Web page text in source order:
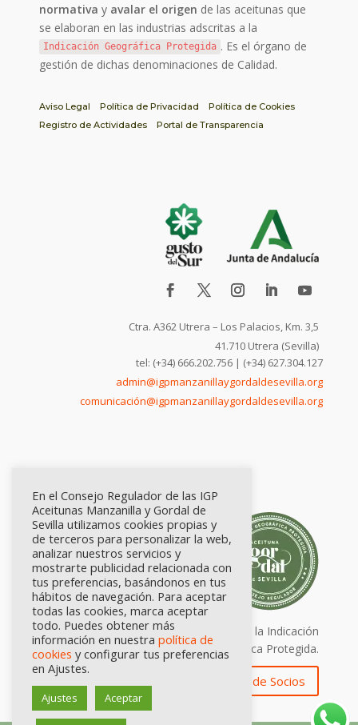
normativa y avalar el origen de las aceitunas que
se elaboran en las industrias adscritas a la
Indicación Geográfica Protegida . Es el órgano de
gestión de dichas denominaciones de Calidad.
Aviso Legal Política de Privacidad
Política de Cookies
Registro de Actividades
Portal de Transparencia
Ctra. A362 Utrera – Los Palacios, Km. 3,5
41.710 Utrera (Sevilla)
tel: (+34) 666.202.756 | (+34) 627.304.127
admin@igpmanzanillaygordaldesevilla.org
comunicación@igpmanzanillaygordaldesevilla.org
Calidad certificada por Origen. Sellos de la Indicación
Geográfica Protegida.
Zona de Socios
En el Consejo Regulador de las IGP
Aceitunas Manzanilla y Gordal de
Sevilla utilizamos cookies propias y
de terceros para personalizar la web,
analizar nuestros servicios y
mostrarte publicidad relacionada con
tus preferencias, basándonos en tus
hábitos de navegación. Para aceptar
todas las cookies, marca aceptar
todo. Puedes obtener más
información en nuestra política de
cookies y configurar tus preferencias
en Ajustes.
Ajustes Aceptar